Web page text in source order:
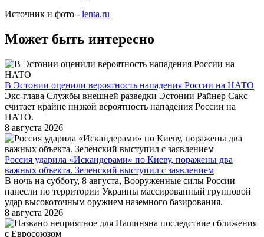
Источник и фото - lenta.ru
Может быть интересно
В Эстонии оценили вероятность нападения России на НАТО
Экс-глава Службы внешней разведки Эстонии Райнер Сакс
считает крайне низкой вероятность нападения России на
НАТО.
8 августа 2026
Россия ударила «Искандерами» по Киеву, поражены два
важных объекта. Зеленский выступил с заявлением
В ночь на субботу, 8 августа, Вооруженные силы России
нанесли по территории Украины массированный групповой
удар высокоточным оружием наземного базирования.
8 августа 2026